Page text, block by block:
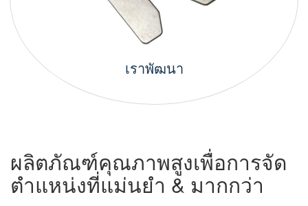
เราพัฒนา
ผลิตภัณฑ์คุณภาพสูงเพื่อการจัด
ตำแหน่งที่แม่นยำ & มากกว่า